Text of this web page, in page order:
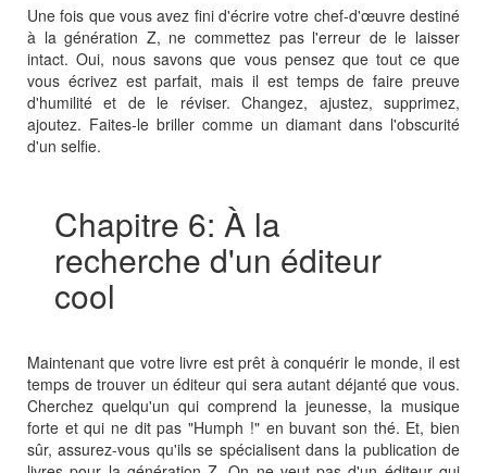
Une fois que vous avez fini d'écrire votre chef-d'œuvre destiné
à la génération Z, ne commettez pas l'erreur de le laisser
intact. Oui, nous savons que vous pensez que tout ce que
vous écrivez est parfait, mais il est temps de faire preuve
d'humilité et de le réviser. Changez, ajustez, supprimez,
ajoutez. Faites-le briller comme un diamant dans l'obscurité
d'un selfie.
Chapitre 6: À la
recherche d'un éditeur
cool
Maintenant que votre livre est prêt à conquérir le monde, il est
temps de trouver un éditeur qui sera autant déjanté que vous.
Cherchez quelqu'un qui comprend la jeunesse, la musique
forte et qui ne dit pas "Humph !" en buvant son thé. Et, bien
sûr, assurez-vous qu'ils se spécialisent dans la publication de